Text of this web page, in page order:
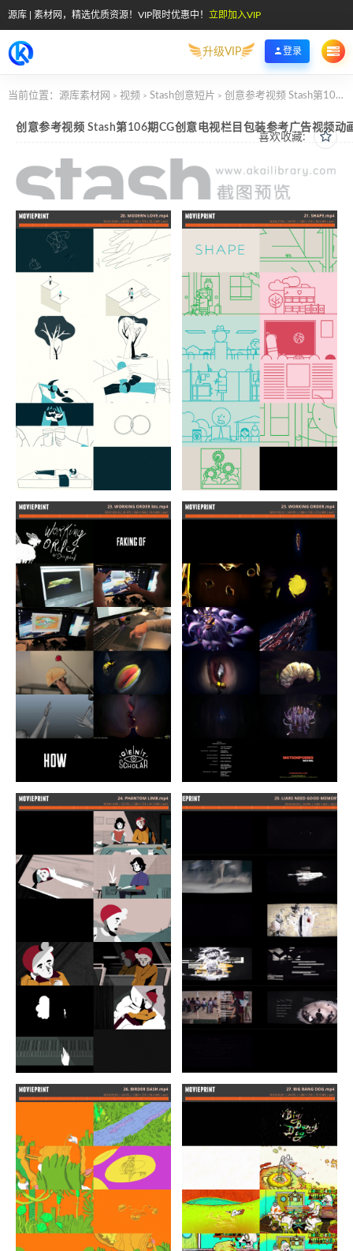
源库 | 素材网，精选优质资源！VIP限时优惠中！ 立即加入VIP
升级VIP 登录
当前位置： 源库素材网 > 视频 > Stash创意短片 > 创意参考视频 Stash第106期CG创意电视栏目包装参考广告视频动画短片
喜欢收藏:
创意参考视频 Stash第106期CG创意电视栏目包装参考广告视频动